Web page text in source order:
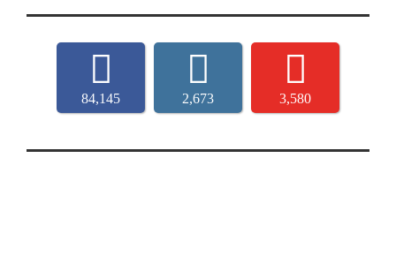
84,145 2,673 3,580